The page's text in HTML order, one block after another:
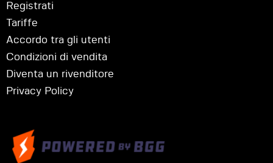
Registrati
Tariffe
Accordo tra gli utenti
Condizioni di vendita
Diventa un rivenditore
Privacy Policy